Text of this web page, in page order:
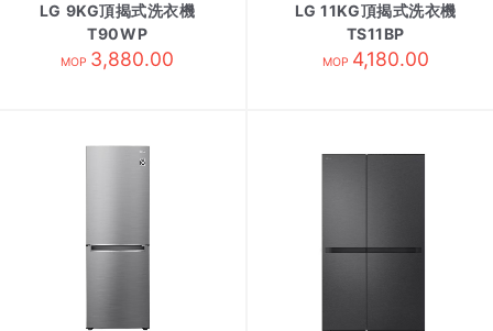
LG 9KG頂揭式洗衣機
T90WP
MOP 3,880.00
LG 11KG頂揭式洗衣機
TS11BP
MOP 4,180.00